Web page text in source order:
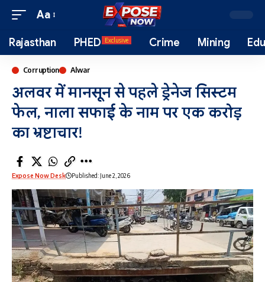
Aa
Rajasthan PHED Exclusive Crime Mining
Corruption Alwar
अलवर में मानसून से पहले ड्रेनेज सिस्टम
फेल, नाला सफाई के नाम पर एक करोड़
का भ्रष्टाचार!
Expose Now Desk Published: June 2, 2026